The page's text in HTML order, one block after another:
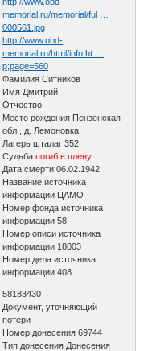
memorial.ru/memorial/ful …
000561.jpg
http://www.obd-
memorial.ru/html/info.ht …
p;page=560
Фамилия Ситников
Имя Дмитрий
Отчество
Место рождения Пензенская
обл., д. Лемоновка
Лагерь шталаг 352
Судьбапогиб в плену
Дата смерти 06.02.1942
Название источника
информации ЦАМО
Номер фонда источника
информации 58
Номер описи источника
информации 18003
Номер дела источника
информации 408
58183430
Документ, уточняющий
потери
Номер донесения 69744
Тип донесения Донесения